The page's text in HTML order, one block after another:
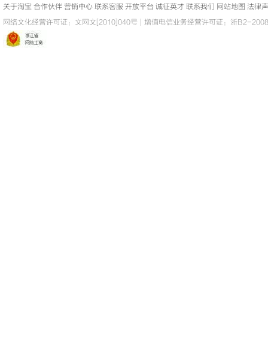
关于淘宝 合作伙伴 营销中心 联系客服 开放平台 诚征英才 联系我们 网站地图 法律
网络文化经营许可证： 文网文[2010]040号 增值电信业务经营许可证：浙B2-